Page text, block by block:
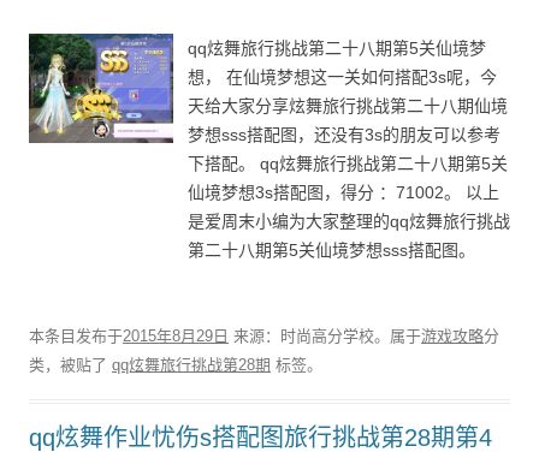
qq炫舞旅行挑战第二十八期第5关仙境梦
想， 在仙境梦想这一关如何搭配3s呢，今
天给大家分享炫舞旅行挑战第二十八期仙境
梦想sss搭配图，还没有3s的朋友可以参考
下搭配。 qq炫舞旅行挑战第二十八期第5关
仙境梦想3s搭配图，得分 ：71002。 以上
是爱周末小编为大家整理的qq炫舞旅行挑战
第二十八期第5关仙境梦想sss搭配图。
本条目发布于2015年8月29日 来源：时尚高分学校。属于游戏攻略分
类，被贴了 qq炫舞旅行挑战第28期 标签。
qq炫舞作业忧伤s搭配图旅行挑战第28期第4